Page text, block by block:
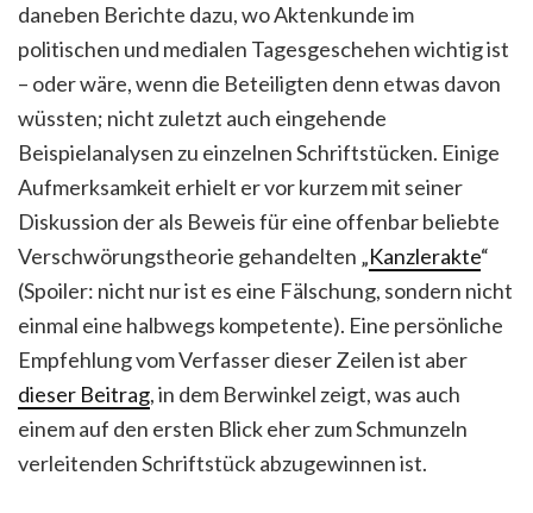
daneben Berichte dazu, wo Aktenkunde im
politischen und medialen Tagesgeschehen wichtig ist
– oder wäre, wenn die Beteiligten denn etwas davon
wüssten; nicht zuletzt auch eingehende
Beispielanalysen zu einzelnen Schriftstücken. Einige
Aufmerksamkeit erhielt er vor kurzem mit seiner
Diskussion der als Beweis für eine offenbar beliebte
Verschwörungstheorie gehandelten „Kanzlerakte“
(Spoiler: nicht nur ist es eine Fälschung, sondern nicht
einmal eine halbwegs kompetente). Eine persönliche
Empfehlung vom Verfasser dieser Zeilen ist aber
dieser Beitrag, in dem Berwinkel zeigt, was auch
einem auf den ersten Blick eher zum Schmunzeln
verleitenden Schriftstück abzugewinnen ist.